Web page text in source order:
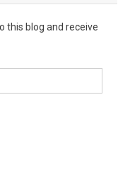
this blog and receive